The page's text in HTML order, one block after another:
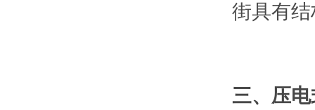
街具有
三、压